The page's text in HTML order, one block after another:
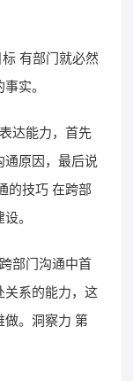
有部门就必然
实。
达能力，首先
通原因，最后说
的技巧 在跨部
。
部门沟通中首
关系的能力，这
做。洞察力 第